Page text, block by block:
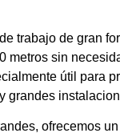
trabajo de gran
metros sin
útil para
grandes
ofrecemos